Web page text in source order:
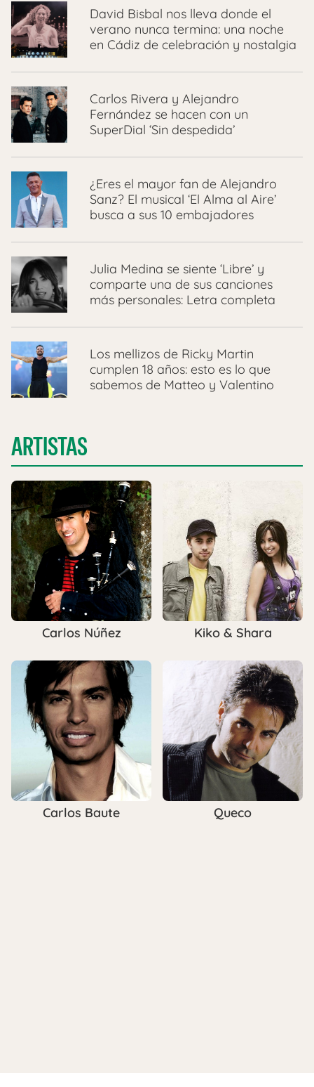
David Bisbal nos lleva donde el
verano nunca termina: una noche
en Cádiz de celebración y nostalgia
Carlos Rivera y Alejandro
Fernández se hacen con un
SuperDial ‘Sin despedida’
¿Eres el mayor fan de Alejandro
Sanz? El musical ‘El Alma al Aire’
busca a sus 10 embajadores
Julia Medina se siente ‘Libre’ y
comparte una de sus canciones
más personales: Letra completa
Los mellizos de Ricky Martin
cumplen 18 años: esto es lo que
sabemos de Matteo y Valentino
ARTISTAS
Carlos Núñez Kiko & Shara
Carlos Baute Queco